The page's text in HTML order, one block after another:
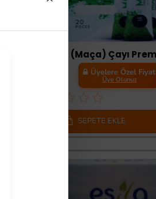
Üyelere Özel Fiyat
Üye Olunuz
SEPETE EKLE